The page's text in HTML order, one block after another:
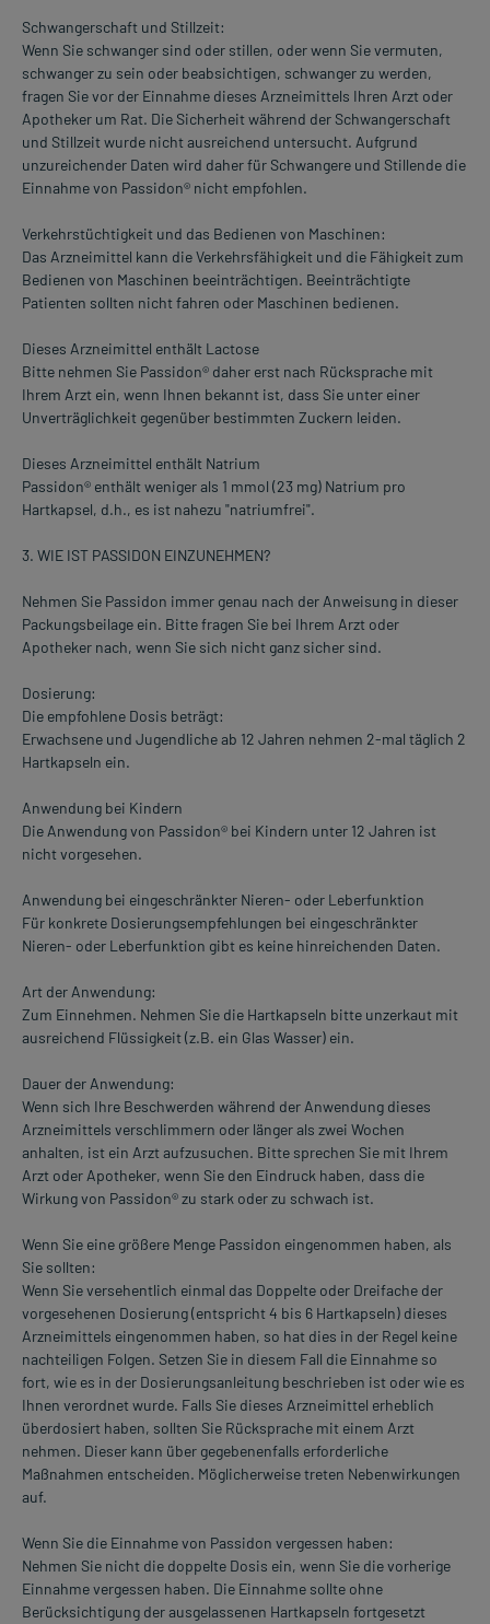
Schwangerschaft und Stillzeit:
Wenn Sie schwanger sind oder stillen, oder wenn Sie vermuten,
schwanger zu sein oder beabsichtigen, schwanger zu werden,
fragen Sie vor der Einnahme dieses Arzneimittels Ihren Arzt oder
Apotheker um Rat. Die Sicherheit während der Schwangerschaft
und Stillzeit wurde nicht ausreichend untersucht. Aufgrund
unzureichender Daten wird daher für Schwangere und Stillende die
Einnahme von Passidon® nicht empfohlen.
Verkehrstüchtigkeit und das Bedienen von Maschinen:
Das Arzneimittel kann die Verkehrsfähigkeit und die Fähigkeit zum
Bedienen von Maschinen beeinträchtigen. Beeinträchtigte
Patienten sollten nicht fahren oder Maschinen bedienen.
Dieses Arzneimittel enthält Lactose
Bitte nehmen Sie Passidon® daher erst nach Rücksprache mit
Ihrem Arzt ein, wenn Ihnen bekannt ist, dass Sie unter einer
Unverträglichkeit gegenüber bestimmten Zuckern leiden.
Dieses Arzneimittel enthält Natrium
Passidon® enthält weniger als 1 mmol (23 mg) Natrium pro
Hartkapsel, d.h., es ist nahezu "natriumfrei".
3. WIE IST PASSIDON EINZUNEHMEN?
Nehmen Sie Passidon immer genau nach der Anweisung in dieser
Packungsbeilage ein. Bitte fragen Sie bei Ihrem Arzt oder
Apotheker nach, wenn Sie sich nicht ganz sicher sind.
Dosierung:
Die empfohlene Dosis beträgt:
Erwachsene und Jugendliche ab 12 Jahren nehmen 2-mal täglich 2
Hartkapseln ein.
Anwendung bei Kindern
Die Anwendung von Passidon® bei Kindern unter 12 Jahren ist
nicht vorgesehen.
Anwendung bei eingeschränkter Nieren- oder Leberfunktion
Für konkrete Dosierungsempfehlungen bei eingeschränkter
Nieren- oder Leberfunktion gibt es keine hinreichenden Daten.
Art der Anwendung:
Zum Einnehmen. Nehmen Sie die Hartkapseln bitte unzerkaut mit
ausreichend Flüssigkeit (z.B. ein Glas Wasser) ein.
Dauer der Anwendung:
Wenn sich Ihre Beschwerden während der Anwendung dieses
Arzneimittels verschlimmern oder länger als zwei Wochen
anhalten, ist ein Arzt aufzusuchen. Bitte sprechen Sie mit Ihrem
Arzt oder Apotheker, wenn Sie den Eindruck haben, dass die
Wirkung von Passidon® zu stark oder zu schwach ist.
Wenn Sie eine größere Menge Passidon eingenommen haben, als
Sie sollten:
Wenn Sie versehentlich einmal das Doppelte oder Dreifache der
vorgesehenen Dosierung (entspricht 4 bis 6 Hartkapseln) dieses
Arzneimittels eingenommen haben, so hat dies in der Regel keine
nachteiligen Folgen. Setzen Sie in diesem Fall die Einnahme so
fort, wie es in der Dosierungsanleitung beschrieben ist oder wie es
Ihnen verordnet wurde. Falls Sie dieses Arzneimittel erheblich
überdosiert haben, sollten Sie Rücksprache mit einem Arzt
nehmen. Dieser kann über gegebenenfalls erforderliche
Maßnahmen entscheiden. Möglicherweise treten Nebenwirkungen
auf.
Wenn Sie die Einnahme von Passidon vergessen haben:
Nehmen Sie nicht die doppelte Dosis ein, wenn Sie die vorherige
Einnahme vergessen haben. Die Einnahme sollte ohne
Berücksichtigung der ausgelassenen Hartkapseln fortgesetzt